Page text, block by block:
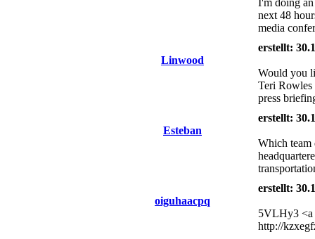
I'm doing
next 48
media
Linwood
erstellt:
Would you
Teri Rowles
press
Esteban
erstellt:
Which team
oiguhaacpq
erstellt:
5VLHy3 <a
http://